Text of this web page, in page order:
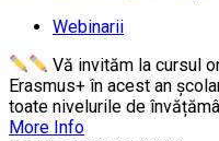
Webinarii
Vă invităm la cursul
Erasmus+ în acest an
toate nivelurile de
More Info